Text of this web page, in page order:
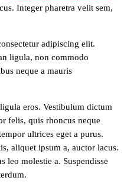
Integer pharetra velit sem,
adipiscing elit.
ligula, non commodo
neque a mauris
eros. Vestibulum dictum
felis, quis rhoncus neque
ultrices eget a purus.
aliquet ipsum a, auctor lacus.
leo molestie a. Suspendisse